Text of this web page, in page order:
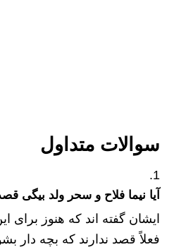
سوالات متداول
آیا نیما فلاح و سحر ولد بیگی
ایشان گفته اند که هنوز
فعلاً قصد ندارند که بچه دار